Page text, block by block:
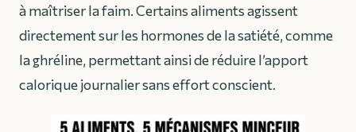
à maîtriser la faim. Certains aliments agissent
directement sur les hormones de la satiété, comme
la ghréline, permettant ainsi de réduire l’apport
calorique journalier sans effort conscient.